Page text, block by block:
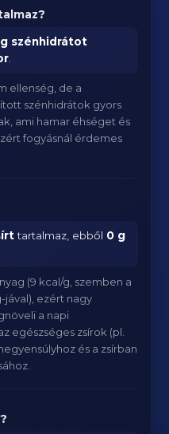
g szénhidrátot
ellenség, de a
szénhidrátok gyors
ami hamar éhséget és
fogyásnál érdemes
tartalmaz, ebből 0 g
(9 kcal/g, szemben a
jával), ezért nagy
a napi
egészséges zsírok (pl.
és a zsírban